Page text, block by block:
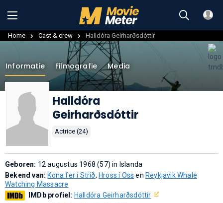
Home Cast & crew Halldóra Geirharðsdóttir
Informatie Filmografie Media
Halldóra
Geirharðsdóttir
Actrice (24)
Geboren: 12 augustus 1968 (57) in Islanda
Bekend van: Kona fer í Stríð, Hross í Oss en Reykjavik Whale
Watching Massacre
IMDb profiel: Halldóra Geirharðsdóttir